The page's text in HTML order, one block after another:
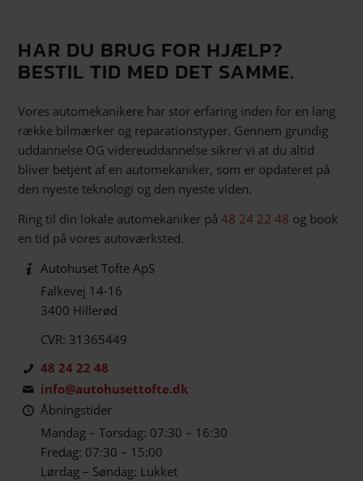
HAR DU BRUG FOR HJÆLP?
BESTIL TID MED DET SAMME.
Vores automekanikere har stor erfaring inden for en lang
række bilmærker og reparationstyper. Gennem grundig
uddannelse OG videreuddannelse sikrer vi at du altid
bliver betjent af en automekaniker, som er opdateret på
den nyeste teknologi og den nyeste viden.
Ring til din lokale automekaniker på48 24 22 48 og book
en tid på vores autoværksted.
Autohuset Tofte ApS
Falkevej 14-16
3400 Hillerød
CVR: 31365449
48 24 22 48
info@autohusettofte.dk
Åbningstider
Mandag – Torsdag: 07:30 – 16:30
Fredag: 07:30 – 15:00
Lørdag – Søndag: Lukket